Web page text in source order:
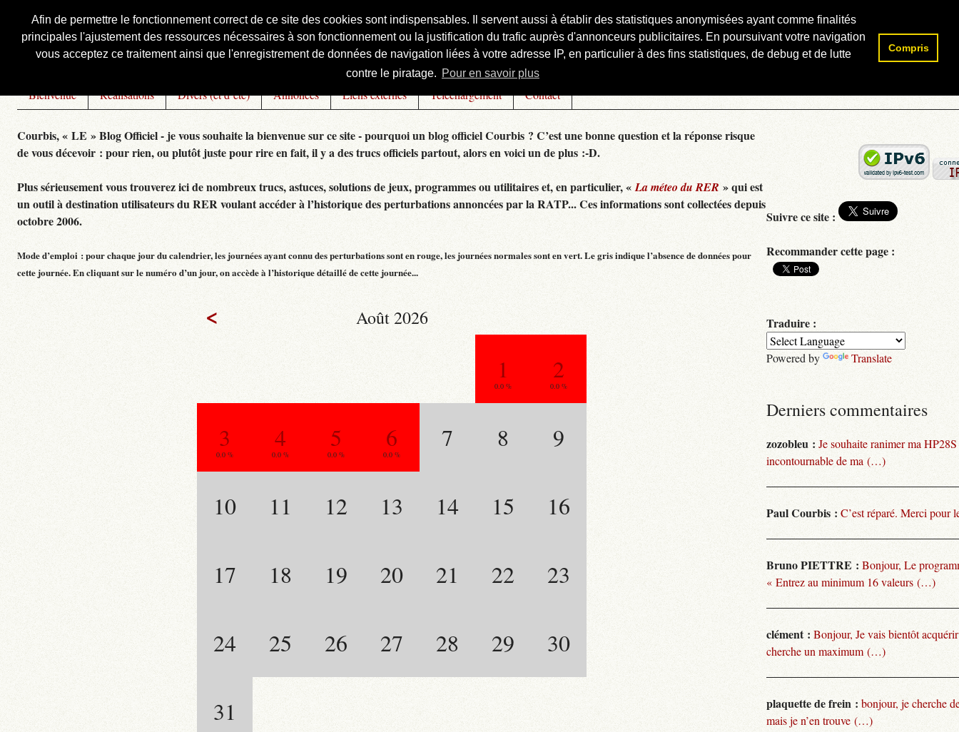
Afin de permettre le fonctionnement correct de ce site des cookies sont indispensables. Il servent aussi à établir des statistiques anonymisées ayant comme finalités
principales l'ajustement des ressources nécessaires à son fonctionnement ou la justification du trafic auprès d'annonceurs publicitaires. En poursuivant votre navigation
vous acceptez ce traitement ainsi que l'enregistrement de données de navigation liées à votre adresse IP, en particulier à des fins statistiques, de debug et de lutte
contre le piratage. Pour en savoir plus
Compris
Courbis, « LE » Blog Officiel
Bienvenue Réalisations Divers (et d’été) Annonces Liens externes Téléchargement Contact
Courbis, « LE » Blog Officiel - je vous souhaite la bienvenue sur ce site - pourquoi un blog officiel Courbis ? C’est une bonne question et la réponse risque
de vous décevoir : pour rien, ou plutôt juste pour rire en fait, il y a des trucs officiels partout, alors en voici un de plus :-D.
Plus sérieusement vous trouverez ici de nombreux trucs, astuces, solutions de jeux, programmes ou utilitaires et, en particulier, «La méteo du RER » qui est
un outil à destination utilisateurs du RER voulant accéder à l’historique des perturbations annoncées par la RATP... Ces informations sont collectées depuis
octobre 2006.
Mode d’emploi : pour chaque jour du calendrier, les journées ayant connu des perturbations sont en rouge, les journées normales sont en vert. Le gris indique l’absence de données pour
cette journée. En cliquant sur le numéro d’un jour, on accède à l’historique détaillé de cette journée...
< Août 2026
1
0.0 %
2
0.0 %
3
0.0 %
4
0.0 %
5
0.0 %
6
0.0 %
7 8 9
10 11 12 13 14 15 16
17 18 19 20 21 22 23
24 25 26 27 28 29 30
31
Rechercher :
Suivre ce site :
Recommander cette page :
Traduire :
Powered by Translate
Derniers commentaires
zozobleu : Je souhaite ranimer ma
incontournable de ma (…)
Paul Courbis : C’est réparé. Merci pour
Bruno PIETTRE : Bonjour, Le
« Entrez au minimum 16 valeurs (…)
clément : Bonjour, Je vais bientôt
cherche un maximum (…)
plaquette de frein : bonjour, je cherche
mais je n’en trouve (…)